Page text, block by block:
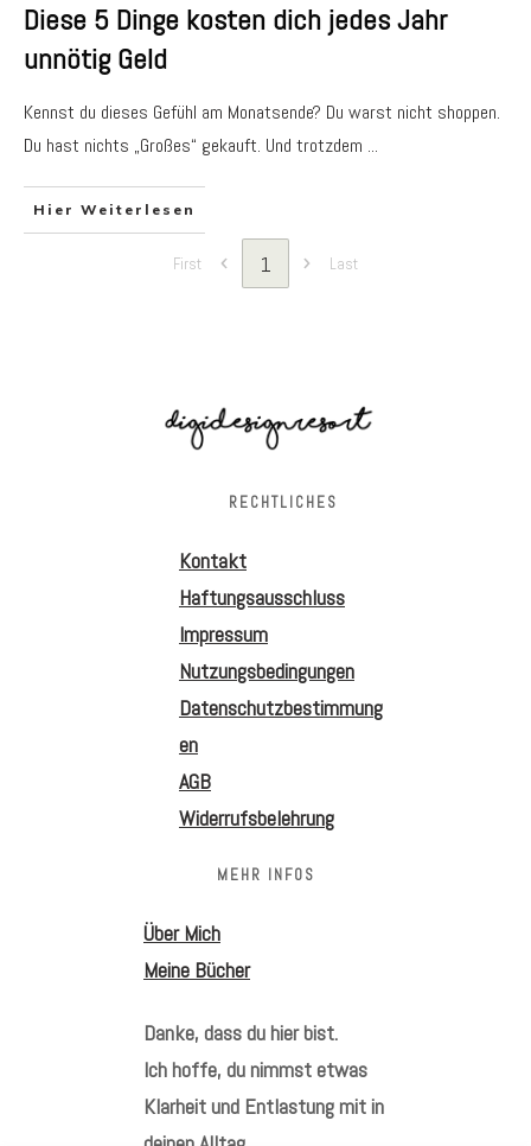
Diese 5 Dinge kosten dich jedes Jahr
unnötig Geld
Kennst du dieses Gefühl am Monatsende? Du warst nicht shoppen.
Du hast nichts „Großes“ gekauft. Und trotzdem ...
Hier Weiterlesen
First 1 Last
RECHTLICHES
Kontakt
Haftungsausschluss
Impressum
Nutzungsbedingungen
Datenschutzbestimmung
en
AGB
Widerrufsbelehrung
MEHR INFOS
Über Mich
Meine Bücher
Danke, dass du hier bist.
Ich hoffe, du nimmst etwas
Klarheit und Entlastung mit in